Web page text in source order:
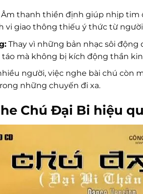
thanh thiền định giúp nhịp tim
vi giao thông thiếu ý thức từ
Thay vì những bản nhạc sôi động
mà không bị kích động thần
người, việc nghe bài chú còn
những chuyến đi xa.
Chú Đại Bi hiệu